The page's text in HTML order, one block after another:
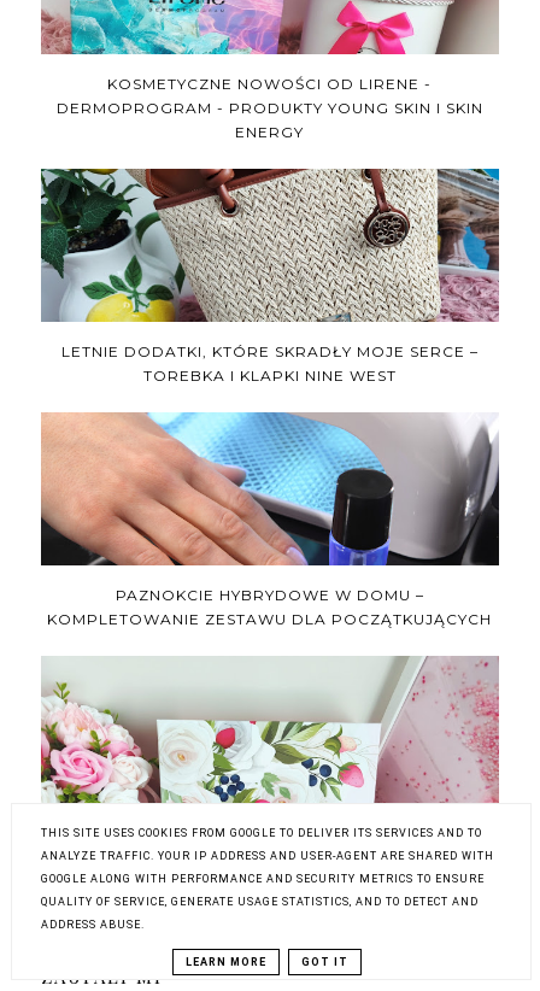
KOSMETYCZNE NOWOŚCI OD LIRENE -
DERMOPROGRAM - PRODUKTY YOUNG SKIN I SKIN
ENERGY
LETNIE DODATKI, KTÓRE SKRADŁY MOJE SERCE –
TOREBKA I KLAPKI NINE WEST
PAZNOKCIE HYBRYDOWE W DOMU –
KOMPLETOWANIE ZESTAWU DLA POCZĄTKUJĄCYCH
PURE BEAUTY BOX - EDYCJA ROSE STORIES -
ZAWARTOŚĆ
ZAUFALI MI
THIS SITE USES COOKIES FROM GOOGLE TO DELIVER ITS SERVICES AND TO
ANALYZE TRAFFIC. YOUR IP ADDRESS AND USER-AGENT ARE SHARED WITH
GOOGLE ALONG WITH PERFORMANCE AND SECURITY METRICS TO ENSURE
QUALITY OF SERVICE, GENERATE USAGE STATISTICS, AND TO DETECT AND
ADDRESS ABUSE.
LEARN MORE GOT IT